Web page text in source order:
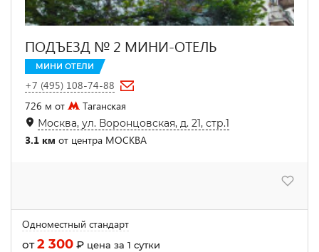
ПОДЪЕЗД № 2 МИНИ-ОТЕЛЬ
МИНИ ОТЕЛИ
+7 (495) 108-74-88
726 м от
Таганская
Москва, ул. Воронцовская, д. 21, стр.1
3.1 км от центра МОСКВА
Одноместный стандарт
от2 300 ₽ цена за 1 сутки